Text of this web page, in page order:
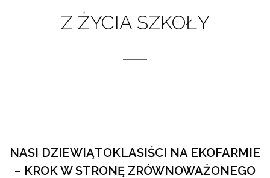
Z ŻYCIA SZKOŁY
NASI DZIEWIĄTOKLASIŚCI NA EKOFARMIE
– KROK W STRONĘ ZRÓWNOWAŻONEGO